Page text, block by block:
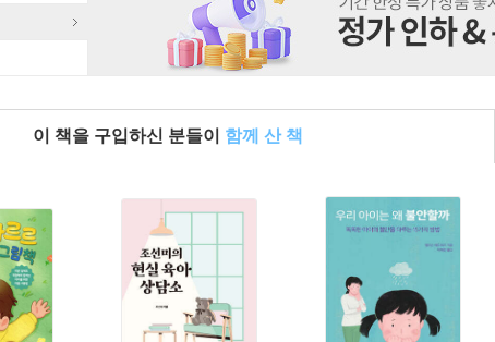
이 책을 구입하신 분들이 함께 산 책